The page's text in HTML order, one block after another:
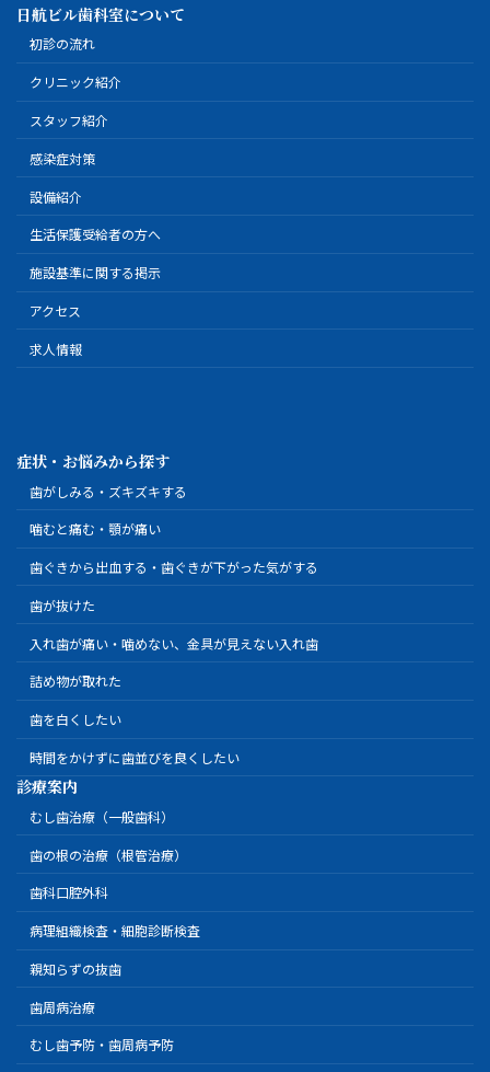
日航ビル歯科室について
初診の流れ
クリニック紹介
スタッフ紹介
感染症対策
設備紹介
生活保護受給者の方へ
施設基準に関する掲示
アクセス
求人情報
症状・お悩みから探す
歯がしみる・ズキズキする
噛むと痛む・顎が痛い
歯ぐきから出血する・歯ぐきが下がった気がする
歯が抜けた
入れ歯が痛い・噛めない、金具が見えない入れ歯
詰め物が取れた
歯を白くしたい
時間をかけずに歯並びを良くしたい
診療案内
むし歯治療（一般歯科）
歯の根の治療（根管治療）
歯科口腔外科
病理組織検査・細胞診断検査
親知らずの抜歯
歯周病治療
むし歯予防・歯周病予防